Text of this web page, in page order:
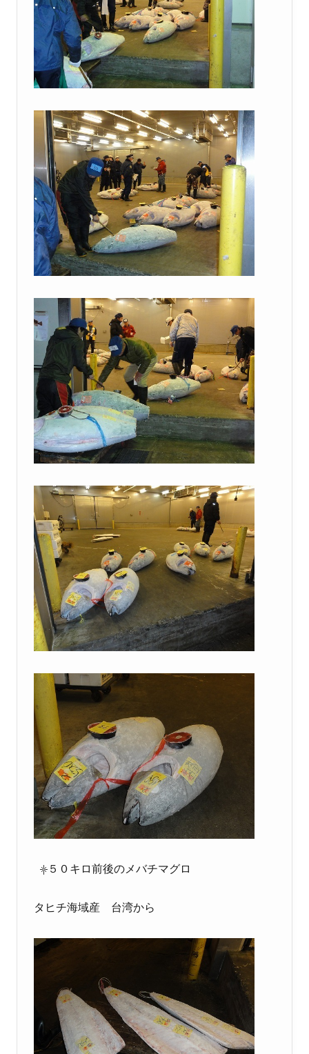
５０キロ前後のメバチマグロ
タヒチ海域産 台湾から